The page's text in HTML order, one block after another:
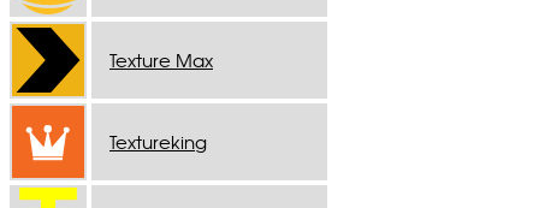
Texture Max
Textureking